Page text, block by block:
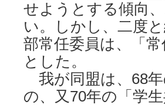
せようとする傾向
い。しかし、二度
部常任委員は、「
とした。
我が同盟は、68
の、又70年の「学